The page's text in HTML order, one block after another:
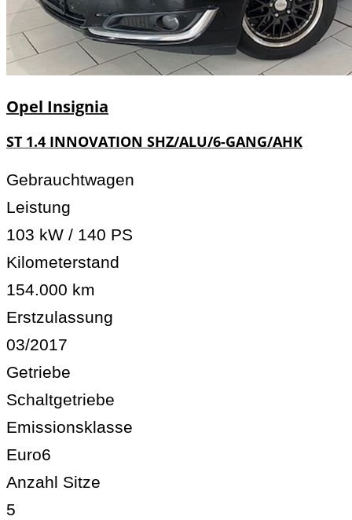
Opel Insignia
ST 1.4 INNOVATION SHZ/ALU/6-GANG/AHK
Gebrauchtwagen
Leistung
103 kW / 140 PS
Kilometerstand
154.000 km
Erstzulassung
03/2017
Getriebe
Schaltgetriebe
Emissionsklasse
Euro6
Anzahl Sitze
5